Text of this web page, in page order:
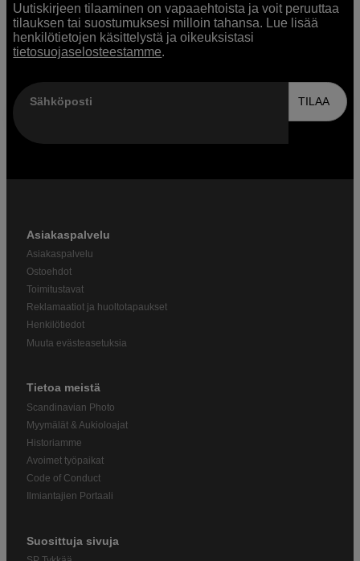
Uutiskirjeen tilaaminen on vapaaehtoista ja voit peruuttaa
tilauksen tai suostumuksesi milloin tahansa. Lue lisää
henkilötietojen käsittelystä ja oikeuksistasi
tietosuojaselosteestamme.
Sähköposti TILAA
Asiakaspalvelu
Asiakaspalvelu
Ostoehdot
Toimitustavat
Reklamaatiot ja huoltotapaukset
Henkilötiedot
Muuta evästeasetuksia
Tietoa meistä
Scandinavian Photo
Myymälät & Aukioloajat
Historiamme
Avoimet työpaikat
Code of Conduct
Ilmiantajien Portaali
Suosittuja sivuja